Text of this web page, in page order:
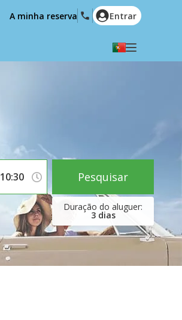
English (US)
Ελληνικά
Hrvatski
A minha reserva Entrar
3 dias
Pesquisar